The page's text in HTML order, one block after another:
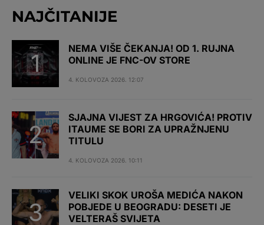
NAJČITANIJE
NEMA VIŠE ČEKANJA! OD 1. RUJNA
ONLINE JE FNC-OV STORE
4. KOLOVOZA 2026. 12:07
SJAJNA VIJEST ZA HRGOVIĆA! PROTIV
ITAUME SE BORI ZA UPRAŽNJENU
TITULU
4. KOLOVOZA 2026. 10:11
VELIKI SKOK UROŠA MEDIĆA NAKON
POBJEDE U BEOGRADU: DESETI JE
VELTERAŠ SVIJETA